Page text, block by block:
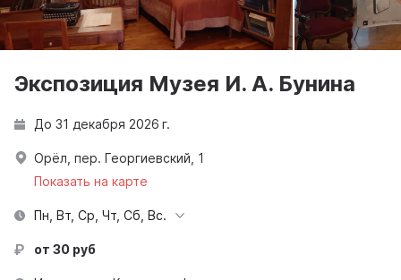
Экспозиция Музея И. А. Бунина
До 31 декабря 2026 г.
Орёл, пер. Георгиевский, 1
Показать на карте
Пн, Вт, Ср, Чт, Сб, Вс.
от 30 руб